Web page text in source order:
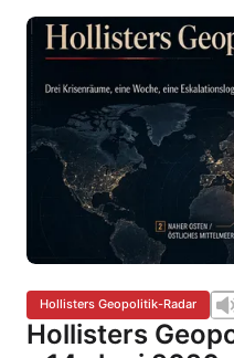
Hollisters Geopolitik-Radar
Hollisters